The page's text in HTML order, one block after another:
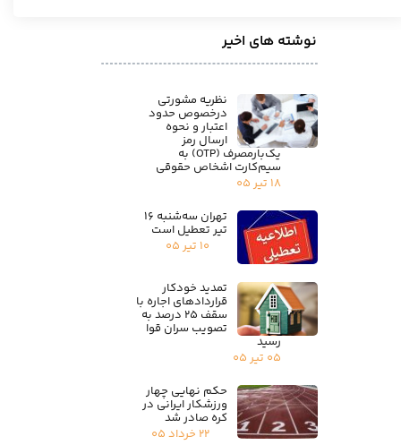
نوشته های اخیر
نظریه مشورتی
درخصوص حدود
اعتبار و نحوه
ارسال رمز
یک‌بارمصرف (OTP) به
سیم‌کارت اشخاص حقوقی
۱۸ تیر ۰۵
تهران سه‌شنبه ۱۶
تیر تعطیل است
۱۰ تیر ۰۵
تمدید خودکار
قراردادهای اجاره با
سقف ۲۵ درصد به
تصویب سران قوا
رسید
۰۵ تیر ۰۵
حکم نهایی چهار
ورزشکار ایرانی در
کره صادر شد
۲۲ خرداد ۰۵